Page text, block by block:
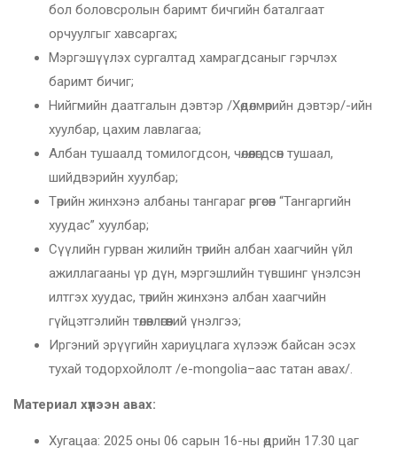
бол боловсролын баримт бичгийн баталгаат
орчуулгыг хавсаргах;
Мэргэшүүлэх сургалтад хамрагдсаныг гэрчлэх
баримт бичиг;
Нийгмийн даатгалын дэвтэр /Хөдөлмөрийн дэвтэр/-ийн
хуулбар, цахим лавлагаа;
Албан тушаалд томилогдсон, чөлөөлөгдсөн тушаал,
шийдвэрийн хуулбар;
Төрийн жинхэнэ албаны тангараг өргөсөн “Тангаргийн
хуудас” хуулбар;
Сүүлийн гурван жилийн төрийн албан хаагчийн үйл
ажиллагааны үр дүн, мэргэшлийн түвшинг үнэлсэн
илтгэх хуудас, төрийн жинхэнэ албан хаагчийн
гүйцэтгэлийн төлөвлөгөөний үнэлгээ;
Иргэний эрүүгийн хариуцлага хүлээж байсан эсэх
тухай тодорхойлолт /e-mongolia–аас татан авах/.
Материал хүлээн авах:
Хугацаа: 2025 оны 06 сарын 16-ны өдрийн 17.30 цаг